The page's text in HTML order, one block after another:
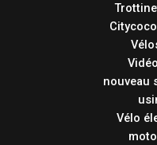
nouveau
Vélo